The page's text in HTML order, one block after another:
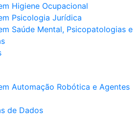
Higiene Ocupacional
Psicologia Jurídica
Saúde Mental, Psicopatologias e
Automação Robótica e Agentes
de Dados